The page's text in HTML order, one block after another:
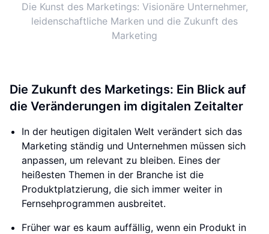
Die Kunst des Marketings: Visionäre Unternehmer,
leidenschaftliche Marken und die Zukunft des
Marketing
Die Zukunft des Marketings: Ein Blick auf
die Veränderungen im digitalen Zeitalter
In der heutigen digitalen Welt verändert sich das
Marketing ständig und Unternehmen müssen sich
anpassen, um relevant zu bleiben. Eines der
heißesten Themen in der Branche ist die
Produktplatzierung, die sich immer weiter in
Fernsehprogrammen ausbreitet.
Früher war es kaum auffällig, wenn ein Produkt in